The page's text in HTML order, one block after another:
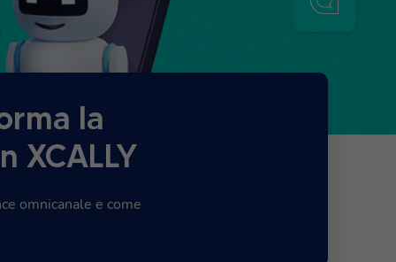
la
XCALLY
omnicanale e come